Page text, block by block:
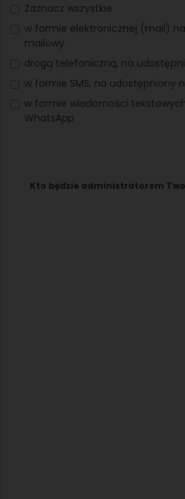
Zaznacz wszystkie
w formie elektronicznej (mail)
mailowy
drogą telefoniczną, na
w formie SMS, na udostępniony
w formie wiadomości
WhatsApp
Kto będzie administratorem